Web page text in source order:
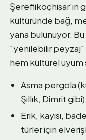
Şereflikoçhisar'ın
kültüründe bağ,
yana bulunuyor.
"yenilebilir peyzaj"
hem kültürel uyum
Asma pergola
Şıllık, Dimrit
Erik, kayısı,
türler için